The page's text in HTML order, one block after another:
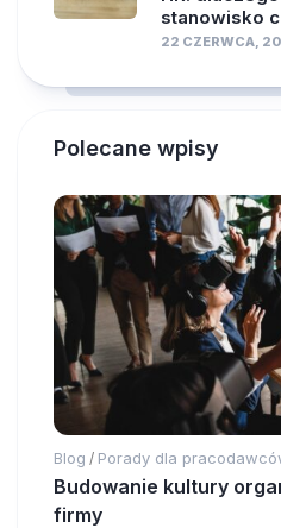
stanowisko
22 CZERWCA,
Polecane wpisy
Blog / Porady dla
Budowanie kultury
firmy